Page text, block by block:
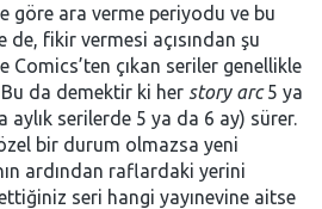
göre ara verme periyodu ve bu
de, fikir vermesi açısından şu
Comics’ten çıkan seriler genellikle
da demektir ki her story arc5 ya
aylık serilerde 5 ya da 6 ay) sürer.
bir durum olmazsa yeni
ardından raflardaki yerini
seri hangi yayınevine aitse